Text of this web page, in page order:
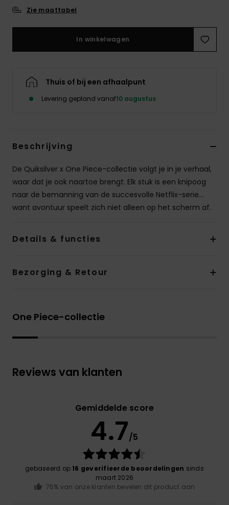
Zie maattabel
In winkelwagen
Thuis of bij een afhaalpunt
Levering gepland vanaf10 augustus
Beschrijving
De Quiksilver x One Piece-collectie volgt je in je verhaal,
waar dat je ook naartoe brengt. Elk stuk is een knipoog
naar de bemanning van de succesvolle Netflix-serie...
want avontuur speelt zich niet alleen op het scherm af.
Details & functies
Bezorging & Retour
One Piece-collectie
Reviews van klanten
Gemiddelde score
4.7/5
gebaseerd op 16 geverifieerde beoordelingen sinds
maart 2026
75% van onze klanten bevelen dit product aan